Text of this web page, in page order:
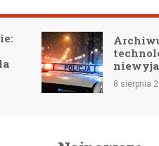
X: Nowe
ożywiają
sprawy